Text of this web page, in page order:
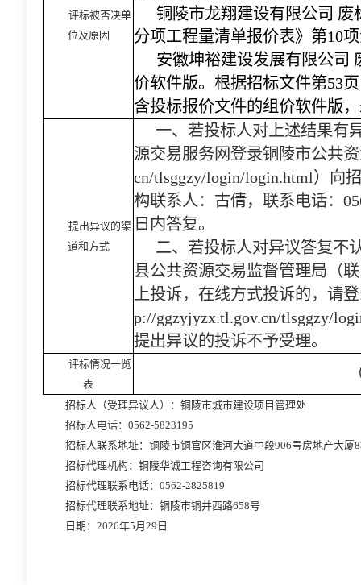
评标被否决单
位及原因
铜陵市龙翔建设有限公司 废
分项工程量清单报价表》第10
安徽坤裕建设发展有限公司
价软件版。根据招标文件第53
含投标报价文件的组价软件版
提出异议的渠
道和方式
一、若投标人对上述结果有
源交易服务网登录铜陵市公共
cn/tlsggzy/login/login.html）向
构联系人：古倩，联系电话：
日内答复。
二、若投标人对异议答复不
县公共资源交易监督管理局（
上投诉，在线方式投诉的，请
p://ggzyjyzx.tl.gov.cn/tlsggzy/
提出异议的投诉不予受理。
评标情况一览
表
招标人（受理异议人）：铜陵市城市建设项目管理处
招标人电话： 0562-5823195
招标人联系地址：铜陵市铜官区淮河大道中段906号房地产大厦
招标代理机构：铜陵华诚工程咨询有限公司
招标代理联系电话： 0562-2825819
招标代理联系地址：铜陵市铜井西路658号
日期： 2026年5月29日